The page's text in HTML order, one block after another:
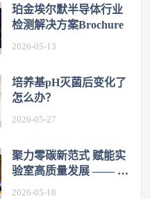
珀金埃尔默半导体行业
检测解决方案Brochure
2026-05-13
培养基pH灭菌后变化了
怎么办？
2026-05-27
聚力零碳新范式 赋能实
验室高质量发展 —— 第
六届中国实验室绿色技
2026-05-18